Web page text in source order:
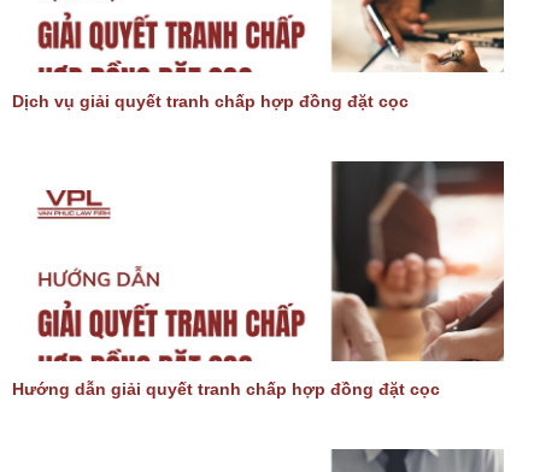
Dịch vụ giải quyết tranh chấp hợp đồng đặt cọc
Hướng dẫn giải quyết tranh chấp hợp đồng đặt cọc